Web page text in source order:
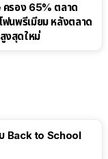
รอง 65% ตลาด
ฟนพรีเมียม หลังตลาด
งสุดใหม่
Back to School